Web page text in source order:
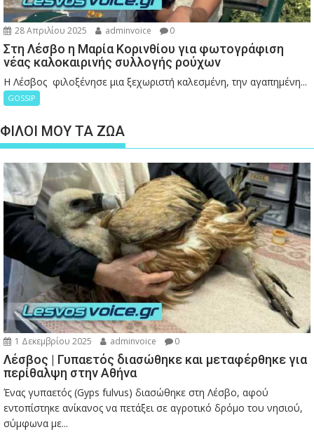
28 Απριλίου 2025 adminvoice 0
Στη Λέσβο η Μαρία Κορινθίου για φωτογράφιση
νέας καλοκαιρινής συλλογής ρούχων
Η Λέσβος φιλοξένησε μια ξεχωριστή καλεσμένη, την αγαπημένη...
GOSSIP
ΦΙΛΟΙ ΜΟΥ ΤΑ ΖΩΑ
1 Δεκεμβρίου 2025 adminvoice 0
Λέσβος | Γυπαετός διασώθηκε και μεταφέρθηκε για
περίθαλψη στην Αθήνα
Ένας γυπαετός (Gyps fulvus) διασώθηκε στη Λέσβο, αφού
εντοπίστηκε ανίκανος να πετάξει σε αγροτικό δρόμο του νησιού,
σύμφωνα με...